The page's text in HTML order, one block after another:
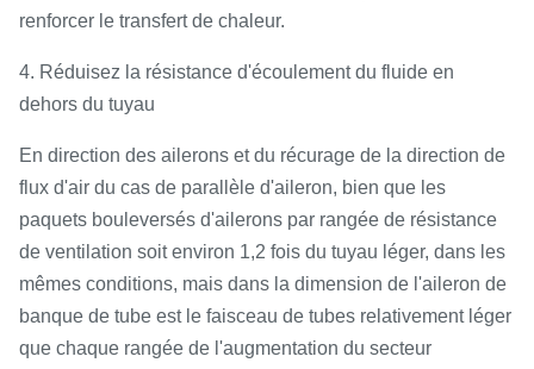
renforcer le transfert de chaleur.
4. Réduisez la résistance d'écoulement du fluide en
dehors du tuyau
En direction des ailerons et du récurage de la direction de
flux d'air du cas de parallèle d'aileron, bien que les
paquets bouleversés d'ailerons par rangée de résistance
de ventilation soit environ 1,2 fois du tuyau léger, dans les
mêmes conditions, mais dans la dimension de l'aileron de
banque de tube est le faisceau de tubes relativement léger
que chaque rangée de l'augmentation du secteur